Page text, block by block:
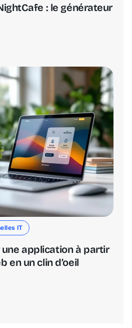
: le générateur
IT
application à partir
en un clin d’oeil